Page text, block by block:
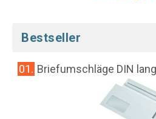
Bestseller
01. Briefumschläge DIN lang